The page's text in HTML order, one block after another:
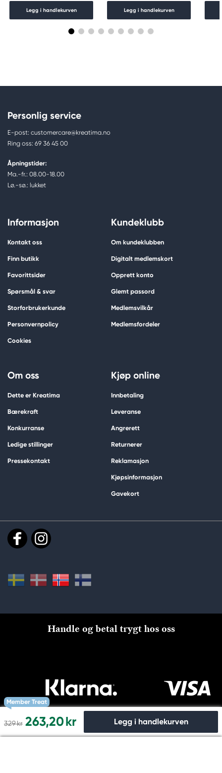
Member Treat
329 kr 263,20 kr Legg i handlekurven
Legg i handlekurven Legg i handlekurven
Personlig service
E-post: customercare@kreatima.no
Ring oss: 69 36 45 00
Åpningstider:
Ma.-fr.: 08.00-18.00
Lø.-sø.: lukket
Informasjon
Kontakt oss
Finn butikk
Favorittsider
Spørsmål & svar
Storforbrukerkunde
Personvernpolicy
Cookies
Kundeklubb
Om kundeklubben
Digitalt medlemskort
Opprett konto
Glemt passord
Medlemsvilkår
Medlemsfordeler
Om oss
Dette er Kreatima
Bærekraft
Konkurranse
Ledige stillinger
Pressekontakt
Kjøp online
Innbetaling
Leveranse
Angrerett
Returnerer
Reklamasjon
Kjøpsinformasjon
Gavekort
Handle og betal trygt hos oss